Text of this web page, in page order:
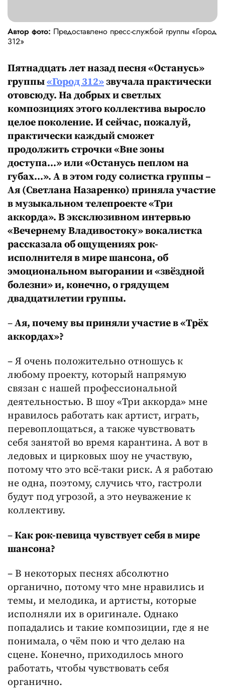
Автор фото: Предоставлено пресс-службой группы «‎Город
312»
Пятнадцать лет назад песня «Останусь»
группы«Город 312»звучала практически
отовсюду. На добрых и светлых
композициях этого коллектива выросло
целое поколение. И сейчас, пожалуй,
практически каждый сможет
продолжить строчки «Вне зоны
доступа…» или «Останусь пеплом на
губах…». А в этом году солистка группы –
Ая (Светлана Назаренко) приняла участие
в музыкальном телепроекте «Три
аккорда». В эксклюзивном интервью
«Вечернему Владивостоку» вокалистка
рассказала об ощущениях рок-
исполнителя в мире шансона, об
эмоциональном выгорании и «звёздной
болезни» и, конечно, о грядущем
двадцатилетии группы.
–Ая, почему вы приняли участие в «Трёх
аккордах»?
– Я очень положительно отношусь к
любому проекту, который напрямую
связан с нашей профессиональной
деятельностью. В шоу «Три аккорда» мне
нравилось работать как артист, играть,
перевоплощаться, а также чувствовать
себя занятой во время карантина. А вот в
ледовых и цирковых шоу не участвую,
потому что это всё-таки риск. А я работаю
не одна, поэтому, случись что, гастроли
будут под угрозой, а это неуважение к
коллективу.
–Как рок-певица чувствует себя в мире
шансона?
– В некоторых песнях абсолютно
органично, потому что мне нравились и
темы, и мелодика, и артисты, которые
исполняли их в оригинале. Однако
попадались и такие композиции, где я не
понимала, о чём пою и что делаю на
сцене. Конечно, приходилось много
работать, чтобы чувствовать себя
органично.